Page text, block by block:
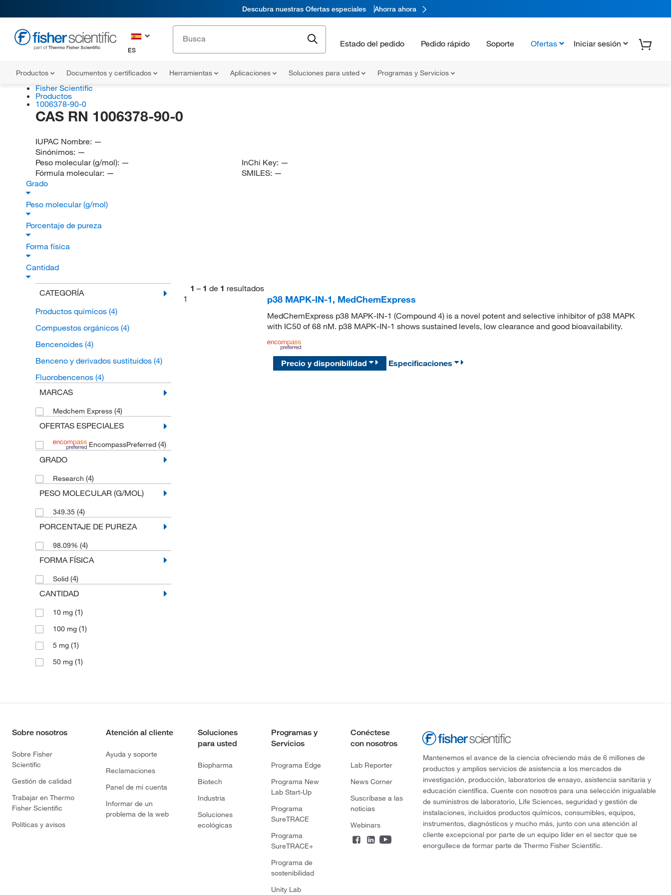
Descubra nuestras Ofertas especiales Ahorra ahora
ES
Estado del pedido Pedido rápido Soporte Ofertas Iniciar sesión
Productos Documentos y certificados Herramientas Aplicaciones Soluciones para usted Programas y Servicios
Fisher Scientific
Productos
1006378-90-0
CAS RN 1006378-90-0
IUPAC Nombre: —
Sinónimos: —
Peso molecular (g/mol): —
Fórmula molecular: —
InChi Key: —
SMILES: —
Grado
Peso molecular (g/mol)
Porcentaje de pureza
Forma física
Cantidad
CATEGORÍA
Productos químicos (4)
Compuestos orgánicos (4)
Bencenoides (4)
Benceno y derivados sustituidos (4)
Fluorobencenos (4)
MARCAS
Medchem Express (4)
OFERTAS ESPECIALES
EncompassPreferred (4)
GRADO
Research (4)
PESO MOLECULAR (G/MOL)
349.35 (4)
PORCENTAJE DE PUREZA
98.09% (4)
FORMA FÍSICA
Solid (4)
CANTIDAD
10 mg (1)
100 mg (1)
5 mg (1)
50 mg (1)
1 – 1 de 1 resultados
1
p38 MAPK-IN-1, MedChemExpress
MedChemExpress p38 MAPK-IN-1 (Compound 4) is a novel potent and selective inhibitor of p38 MAPK
with IC50 of 68 nM. p38 MAPK-IN-1 shows sustained levels, low clearance and good bioavailability.
Precio y disponibilidad Especificaciones
Sobre nosotros
Sobre Fisher
Scientific
Gestión de calidad
Trabajar en Thermo
Fisher Scientific
Políticas y avisos
Atención al cliente
Ayuda y soporte
Reclamaciones
Panel de mi cuenta
Informar de un
problema de la web
Soluciones
para usted
Biopharma
Biotech
Industria
Soluciones
ecológicas
Programas y
Servicios
Programa Edge
Programa New
Lab Start-Up
Programa
SureTRACE
Programa
SureTRACE+
Programa de
sostenibilidad
Unity Lab
Conéctese
con nosotros
Lab Reporter
News Corner
Suscríbase a las
noticias
Webinars
Mantenemos el avance de la ciencia ofreciendo más de 6 millones de
productos y amplios servicios de asistencia a los mercados de
investigación, producción, laboratorios de ensayo, asistencia sanitaria y
educación científica. Cuente con nosotros para una selección inigualable
de suministros de laboratorio, Life Sciences, seguridad y gestión de
instalaciones, incluidos productos químicos, consumibles, equipos,
instrumentos, diagnósticos y mucho más, junto con una atención al
cliente excepcional por parte de un equipo líder en el sector que se
enorgullece de formar parte de Thermo Fisher Scientific.